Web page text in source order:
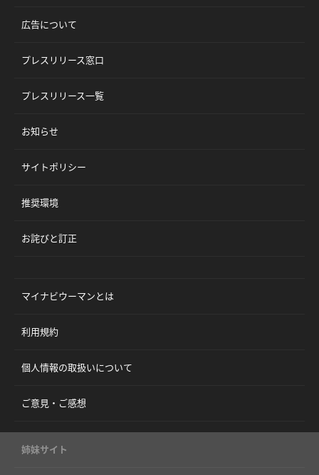
広告について
プレスリリース窓口
プレスリリース一覧
お知らせ
サイトポリシー
推奨環境
お詫びと訂正
マイナビウーマンとは
利用規約
個人情報の取扱いについて
ご意見・ご感想
姉妹サイト